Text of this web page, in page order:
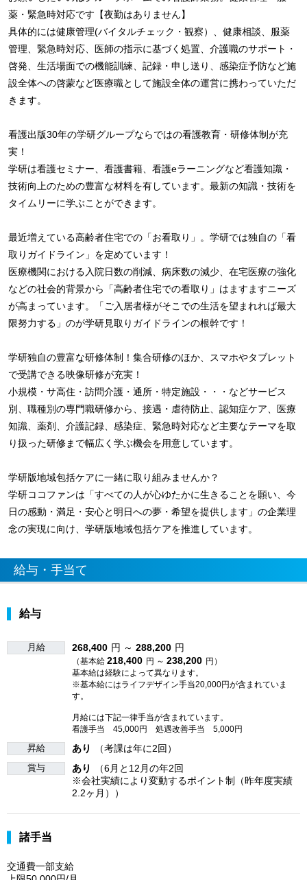
薬・緊急時対応です【夜勤はありません】
具体的には健康管理(バイタルチェック・観察）、健康相談、服薬
管理、緊急時対応、医師の指示に基づく処置、介護職のサポート・
啓発、生活場面での機能訓練、記録・申し送り、感染症予防など施
設全体への啓蒙など医療職として施設全体の運営に携わっていただ
きます。
看護出版30年の学研グループならではの看護教育・研修体制が充
実！
学研は看護セミナー、看護書籍、看護eラーニングなど看護知識・
技術向上のための豊富な材料を有しています。最新の知識・技術を
タイムリーに学ぶことができます。
最近増えている高齢者住宅での「お看取り」。学研では独自の「看
取りガイドライン」を定めています！
医療機関における入院日数の削減、病床数の減少、在宅医療の強化
などの社会的背景から「高齢者住宅での看取り」はますますニーズ
が高まっています。「ご入居者様がそこでの生活を望まれれば最大
限努力する」のが学研見取りガイドラインの根幹です！
学研独自の豊富な研修体制！集合研修のほか、スマホやタブレット
で受講できる映像研修が充実！
小規模・サ高住・訪問介護・通所・特定施設・・・などサービス
別、職種別の専門職研修から、接遇・虐待防止、認知症ケア、医療
知識、薬剤、介護記録、感染症、緊急時対応など主要なテーマを取
り扱った研修まで幅広く学ぶ機会を用意しています。
学研版地域包括ケアに一緒に取り組みませんか？
学研ココファンは「すべての人が心ゆたかに生きることを願い、今
日の感動・満足・安心と明日への夢・希望を提供します」の企業理
念の実現に向け、学研版地域包括ケアを推進しています。
給与・手当て
給与
月給 268,400 円 ～ 288,200 円
（基本給 218,400 円 ～ 238,200 円）
基本給は経験によって異なります。
※基本給にはライフデザイン手当20,000円が含まれていま
す。
月給には下記一律手当が含まれています。
看護手当 45,000円 処遇改善手当 5,000円
昇給 あり （考課は年に2回）
賞与 あり
（6月と12月の年2回
※会社実績により変動するポイント制（昨年度実績
2.2ヶ月））
諸手当
交通費一部支給